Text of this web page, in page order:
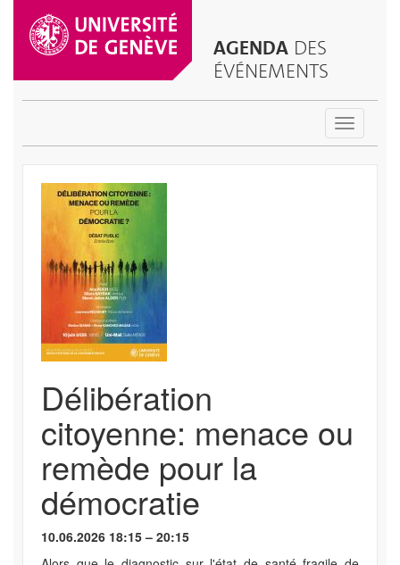
AGENDA DES
ÉVÉNEMENTS
Toggle
Délibération
citoyenne: menace ou
remède pour la
démocratie
10.06.2026 18:15 – 20:15